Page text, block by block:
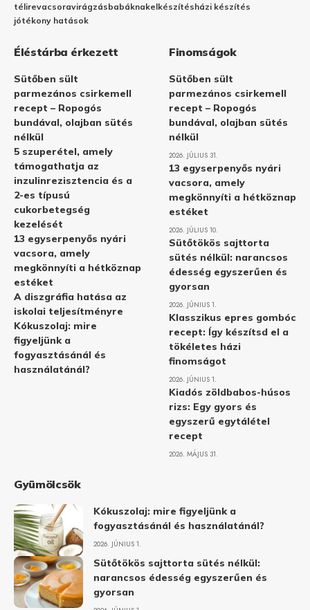
télirevacsoravirágzásbabáknakelkészítésházi készítés
jótékony hatások
Éléstárba érkezett
Sütőben sült
parmezános csirkemell
recept – Ropogós
bundával, olajban sütés
nélkül
5 szuperétel, amely
támogathatja az
inzulinrezisztencia és a
2-es típusú
cukorbetegség
kezelését
13 egyserpenyős nyári
vacsora, amely
megkönnyíti a hétköznap
estéket
A diszgráfia hatása az
iskolai teljesítményre
Kókuszolaj: mire
figyeljünk a
fogyasztásánál és
használatánál?
Finomságok
Sütőben sült
parmezános csirkemell
recept – Ropogós
bundával, olajban sütés
nélkül
2026. JÚLIUS 31.
13 egyserpenyős nyári
vacsora, amely
megkönnyíti a hétköznap
estéket
2026. JÚLIUS 10.
Sütőtökös sajttorta
sütés nélkül: narancsos
édesség egyszerűen és
gyorsan
2026. JÚNIUS 1.
Klasszikus epres gombóc
recept: Így készítsd el a
tökéletes házi
finomságot
2026. JÚNIUS 1.
Kiadós zöldbabos-húsos
rizs: Egy gyors és
egyszerű egytálétel
recept
2026. MÁJUS 31.
Gyümölcsök
Kókuszolaj: mire figyeljünk a
fogyasztásánál és használatánál?
2026. JÚNIUS 1.
Sütőtökös sajttorta sütés nélkül:
narancsos édesség egyszerűen és
gyorsan